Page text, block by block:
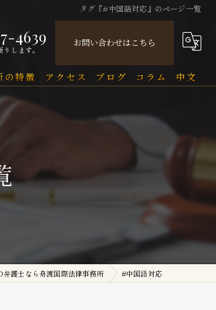
タグ『#中国語対応』のページ一覧
4639
します。
お問い合わせはこちら
の特徴
刑事・在留Q&A
アクセス ブログ コラム 中文
弁護士なら舟渡国際法律事務所 #中国語対応